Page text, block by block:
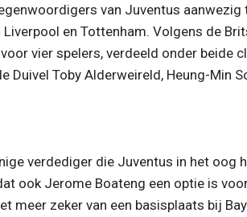
van Juventus aanwezig
en Tottenham. Volgens de
vier spelers, verdeeld onder beide
Duivel Toby Alderweireld, Heung-Min
verdediger die Juventus in het oog
ook Jerome Boateng een optie is
meer zeker van een basisplaats bij